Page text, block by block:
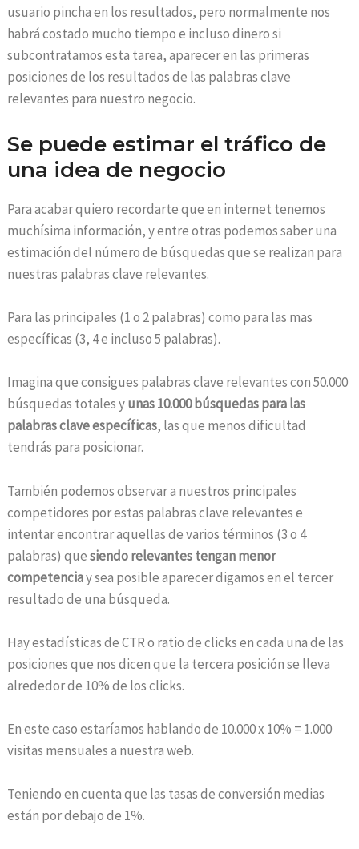
usuario pincha en los resultados, pero normalmente nos
habrá costado mucho tiempo e incluso dinero si
subcontratamos esta tarea, aparecer en las primeras
posiciones de los resultados de las palabras clave
relevantes para nuestro negocio.
Se puede estimar el tráfico de
una idea de negocio
Para acabar quiero recordarte que en internet tenemos
muchísima información, y entre otras podemos saber una
estimación del número de búsquedas que se realizan para
nuestras palabras clave relevantes.
Para las principales (1 o 2 palabras) como para las mas
específicas (3, 4 e incluso 5 palabras).
Imagina que consigues palabras clave relevantes con 50.000
búsquedas totales yunas 10.000 búsquedas para las
palabras clave específicas, las que menos dificultad
tendrás para posicionar.
También podemos observar a nuestros principales
competidores por estas palabras clave relevantes e
intentar encontrar aquellas de varios términos (3 o 4
palabras) quesiendo relevantes tengan menor
competenciay sea posible aparecer digamos en el tercer
resultado de una búsqueda.
Hay estadísticas de CTR o ratio de clicks en cada una de las
posiciones que nos dicen que la tercera posición se lleva
alrededor de 10% de los clicks.
En este caso estaríamos hablando de 10.000 x 10% = 1.000
visitas mensuales a nuestra web.
Teniendo en cuenta que las tasas de conversión medias
están por debajo de 1%.